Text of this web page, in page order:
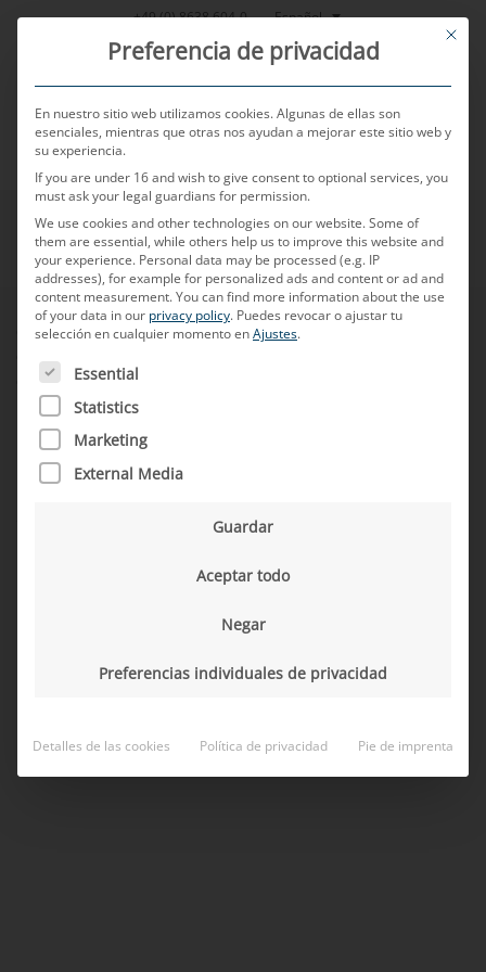
Saltar
+49 (0) 8638 604-0 Español
Condiciones de venta
Condiciones de compra
Código de conducta para socios comerciales
Directivas logísticas
Hoja de datos de empaque
Copyright 2026 © MD ELEKTRONIK
This
Preferencia de privacidad
En nuestro sitio web utilizamos cookies. Algunas de ellas son
esenciales, mientras que otras nos ayudan a mejorar este sitio web y
su experiencia.
If you are under 16 and wish to give consent to optional services, you
must ask your legal guardians for permission.
We use cookies and other technologies on our website. Some of
them are essential, while others help us to improve this website and
your experience. Personal data may be processed (e.g. IP
addresses), for example for personalized ads and content or ad and
content measurement.You can find more information about the use
of your data in our privacy policy. Puedes revocar o ajustar tu
selección en cualquier momento enAjustes.
A CONTINUACIÓN FIGURA UNA LISTA DE LOS GRUPOS
Essential
Statistics
Marketing
External Media
Guardar
Aceptar todo
Negar
Preferencias individuales de privacidad
Detalles de las cookies Política de privacidad Pie de imprenta